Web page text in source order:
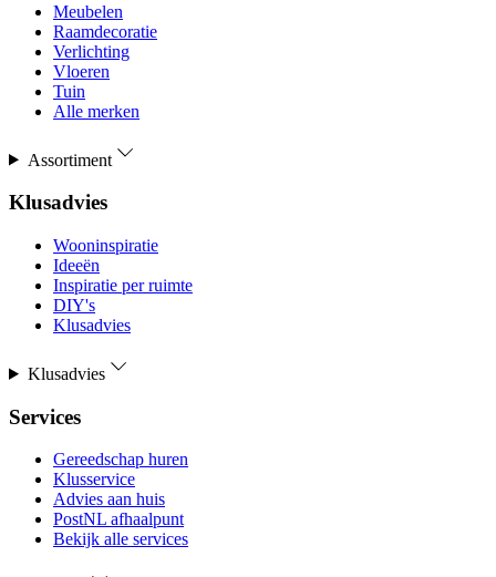
Meubelen
Raamdecoratie
Verlichting
Vloeren
Tuin
Alle merken
Assortiment
Klusadvies
Wooninspiratie
Ideeën
Inspiratie per ruimte
DIY's
Klusadvies
Klusadvies
Services
Gereedschap huren
Klusservice
Advies aan huis
PostNL afhaalpunt
Bekijk alle services